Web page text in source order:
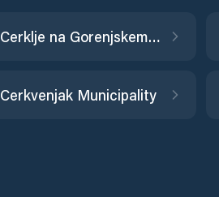
Cerklje na Gorenjskem Municipality
Cerkvenjak Municipality